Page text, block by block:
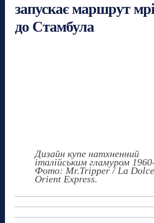
запускає маршрут
до Стамбула
Дизайн купе натхненний
італійським гламуром
Фото: Mr.Tripper / La
Orient Express.